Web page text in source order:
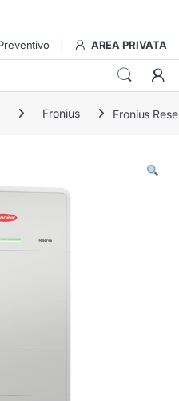
AREA PRIVATA
Fronius Fronius